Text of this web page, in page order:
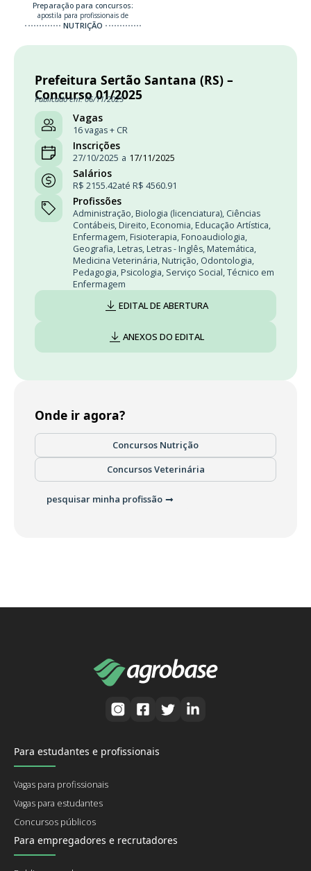
Preparação para concursos:
apostila para profissionais de
NUTRIÇÃO
Prefeitura Sertão Santana (RS) –
Concurso 01/2025
Publicado em: 06/11/2025
Vagas
16 vagas + CR
Inscrições
27/10/2025 a 17/11/2025
Salários
R$ 2155.42até R$ 4560.91
Profissões
Administração, Biologia (licenciatura), Ciências
Contábeis, Direito, Economia, Educação Artística,
Enfermagem, Fisioterapia, Fonoaudiologia,
Geografia, Letras, Letras - Inglês, Matemática,
Medicina Veterinária, Nutrição, Odontologia,
Pedagogia, Psicologia, Serviço Social,Técnico em
Enfermagem
EDITAL DE ABERTURA
ANEXOS DO EDITAL
Onde ir agora?
Concursos Nutrição
Concursos Veterinária
pesquisar minha profissão
Para estudantes e profissionais
Vagas para profissionais
Vagas para estudantes
Concursos públicos
Para empregadores e recrutadores